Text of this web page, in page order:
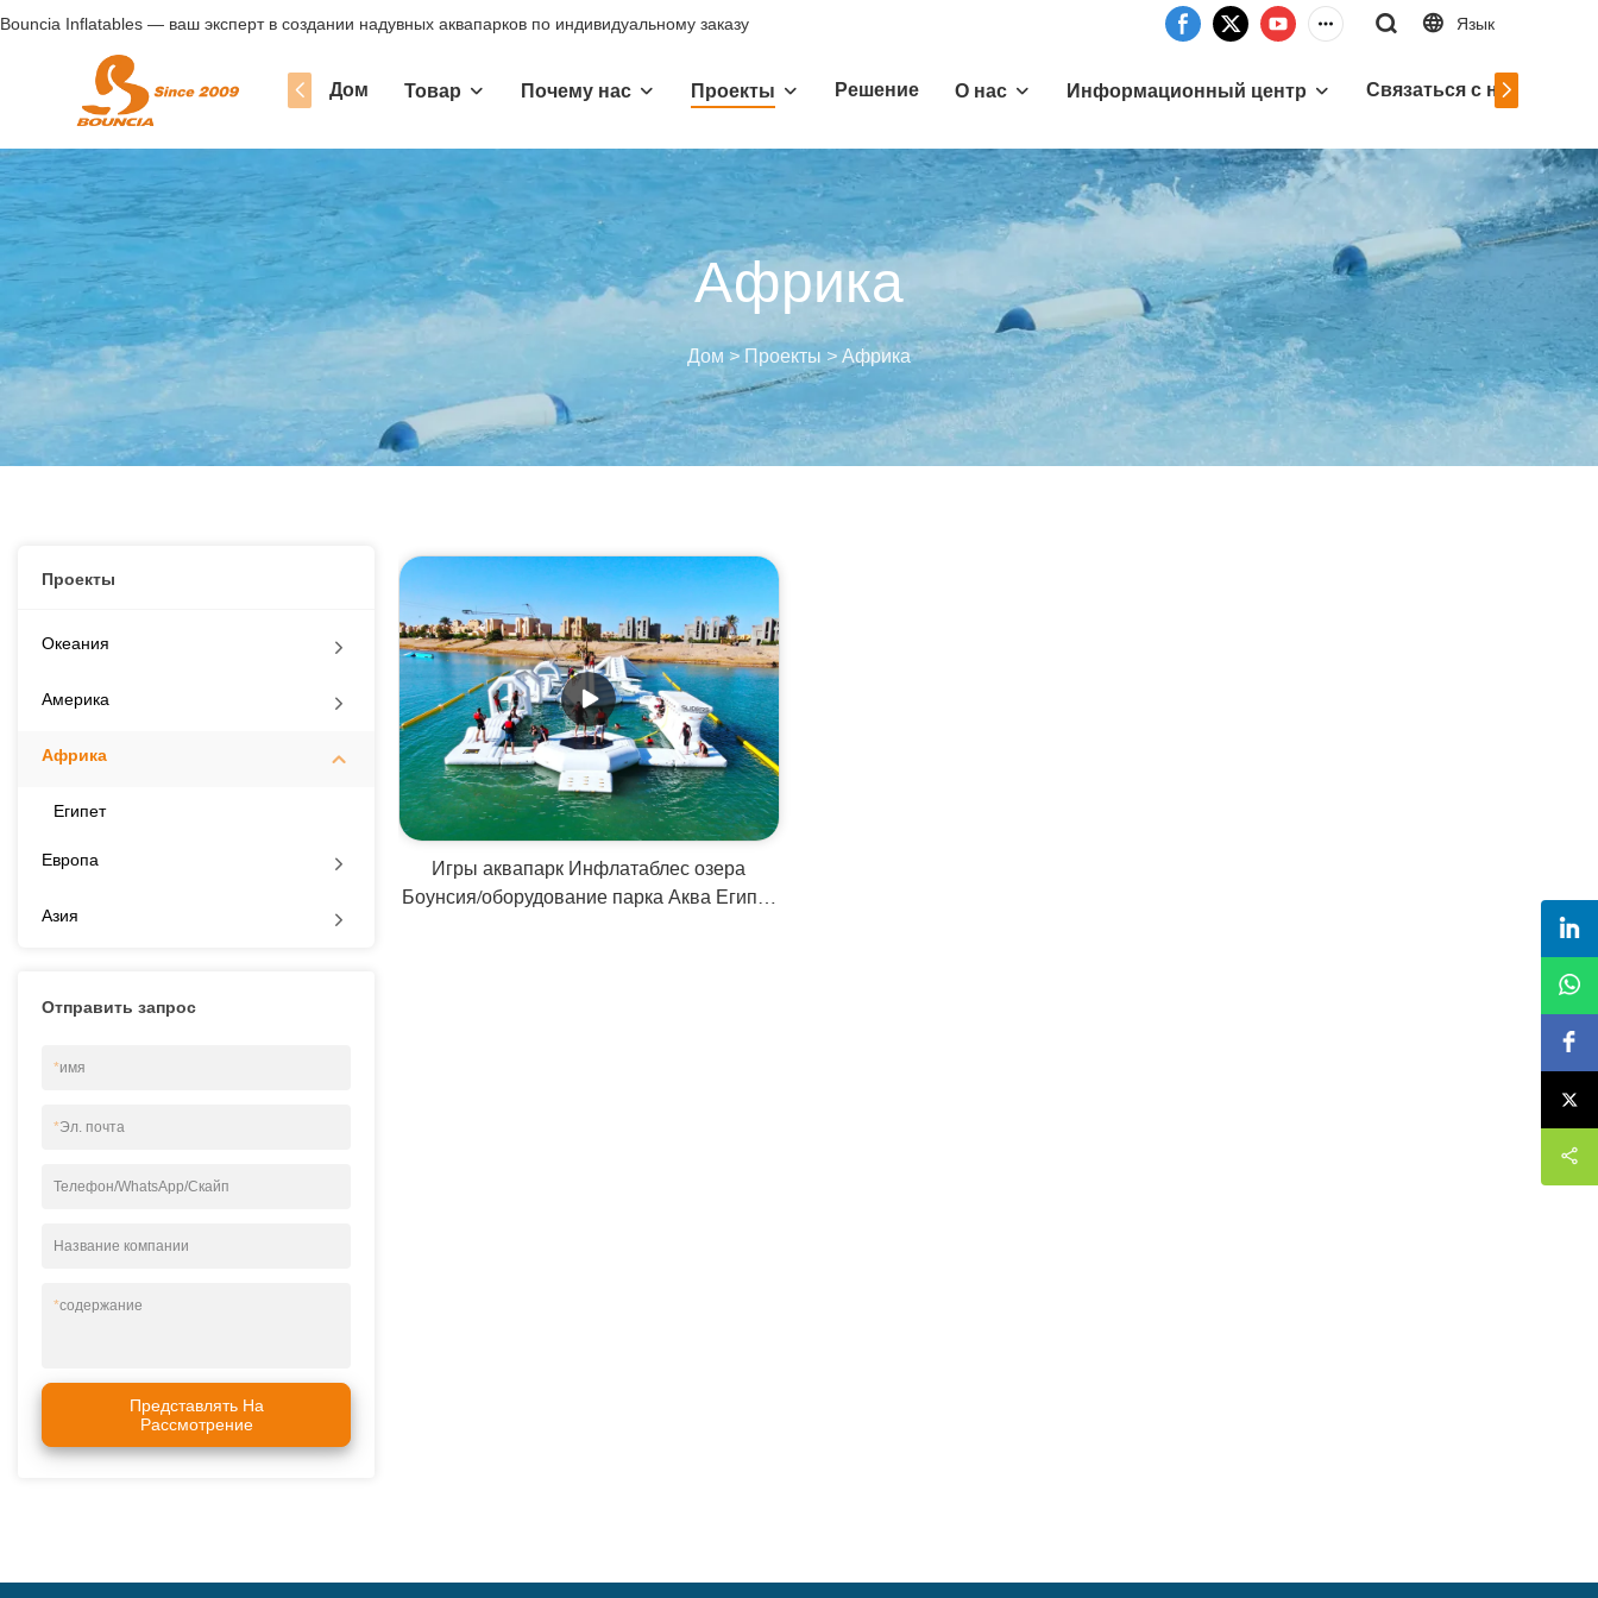
Bouncia Inflatables — ваш эксперт в создании надувных аквапарков по индивидуальному заказу Язык
Дом Товар Почему нас Проекты Решение О нас Информационный центр Связаться с нами
Африка
Дом > Проекты > Африка
Проекты
Океания
Америка
Африка
Египет
Европа
Азия
Отправить запрос
*имя
*Эл. почта
Телефон/WhatsApp/Скайп
Название компании
*содержание
Представлять На
Рассмотрение
Игры аквапарк Инфлатаблес озера
Боунсия/оборудование парка Аква Египта